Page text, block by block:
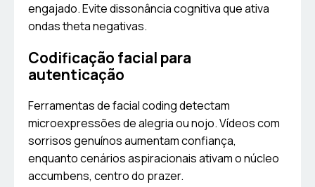
engajado. Evite dissonância cognitiva que ativa
ondas theta negativas.
Codificação facial para
autenticação
Ferramentas de facial coding detectam
microexpressões de alegria ou nojo. Vídeos com
sorrisos genuínos aumentam confiança,
enquanto cenários aspiracionais ativam o núcleo
accumbens, centro do prazer.